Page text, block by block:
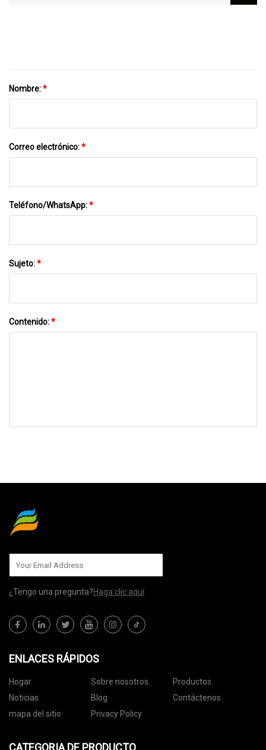
Nombre:*
Correo electrónico:*
Teléfono/WhatsApp:*
Sujeto:*
Contenido:*
¿Tengo una pregunta?Haga clic aquí
ENLACES RÁPIDOS
Hogar Sobre nosotros
Productos
Noticias
Blog
Contáctenos
mapa del sitio
Privacy Policy